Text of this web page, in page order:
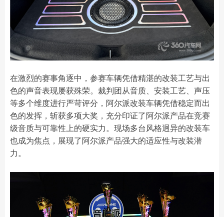
在激烈的赛事角逐中，参赛车辆凭借精湛的改装工艺与出
色的声音表现屡获殊荣。裁判团从音质、安装工艺、声压
等多个维度进行严苛评分，阿尔派改装车辆凭借稳定而出
色的发挥，斩获多项大奖，充分印证了阿尔派产品在竞赛
级音质与可靠性上的硬实力。现场多台风格迥异的改装车
也成为焦点，展现了阿尔派产品强大的适应性与改装潜
力。